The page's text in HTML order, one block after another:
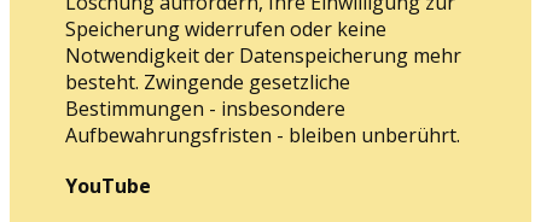
Speicherung widerrufen oder keine
Notwendigkeit der Datenspeicherung mehr
besteht. Zwingende gesetzliche
Bestimmungen - insbesondere
Aufbewahrungsfristen - bleiben unberührt.
YouTube